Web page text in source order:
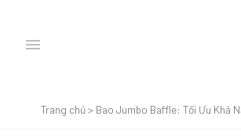
Trang chủ> Bao Jumbo Baffle: Tối Ưu Khả